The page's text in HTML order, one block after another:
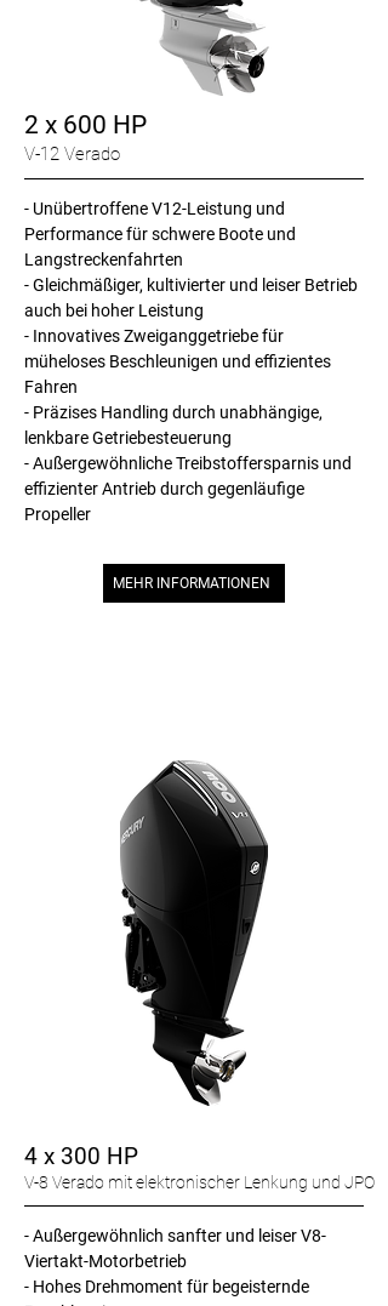
2 x 600 HP
V-12 Verado
- Unübertroffene V12-Leistung und
Performance für schwere Boote und
Langstreckenfahrten
- Gleichmäßiger, kultivierter und leiser Betrieb
auch bei hoher Leistung
- Innovatives Zweiganggetriebe für
müheloses Beschleunigen und effizientes
Fahren
- Präzises Handling durch unabhängige,
lenkbare Getriebesteuerung
- Außergewöhnliche Treibstoffersparnis und
effizienter Antrieb durch gegenläufige
Propeller
MEHR INFORMATIONEN
4 x 300 HP
V-8 Verado mit elektronischer Lenkung und JPO
-Außergewöhnlich sanfter und leiser V8-
Viertakt-Motorbetrieb
- Hohes Drehmoment für begeisternde